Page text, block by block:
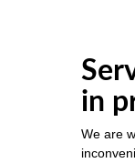
in
We are